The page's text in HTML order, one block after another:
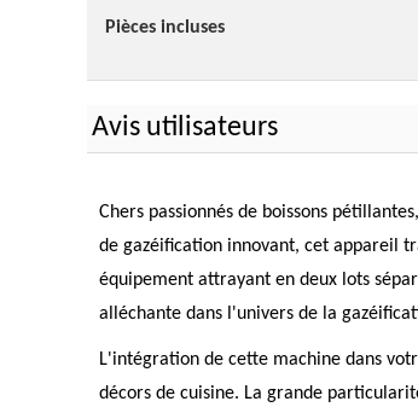
Pièces incluses
Avis utilisateurs
Chers passionnés de boissons
de gazéification innovant, cet appareil
équipement attrayant en deux lots
alléchante dans l'univers de la
L'intégration de cette machine dans
décors de cuisine. La grande